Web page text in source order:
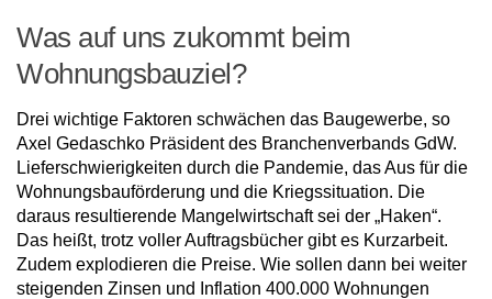
Was auf uns zukommt beim
Wohnungsbauziel?
Drei wichtige Faktoren schwächen das Baugewerbe, so
Axel Gedaschko Präsident des Branchenverbands GdW.
Lieferschwierigkeiten durch die Pandemie, das Aus für die
Wohnungsbauförderung und die Kriegssituation. Die
daraus resultierende Mangelwirtschaft sei der „Haken“.
Das heißt, trotz voller Auftragsbücher gibt es Kurzarbeit.
Zudem explodieren die Preise. Wie sollen dann bei weiter
steigenden Zinsen und Inflation 400.000 Wohnungen